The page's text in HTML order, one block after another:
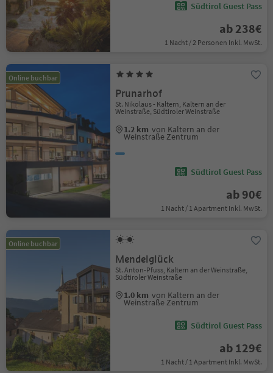
Südtirol Guest Pass
ab 238€
1 Nacht / 2 Personen Inkl. MwSt.
Online buchbar
Prunarhof
St. Nikolaus - Kaltern, Kaltern an der
Weinstraße, Südtiroler Weinstraße
1.2 km von Kaltern an der
Weinstraße Zentrum
Südtirol Guest Pass
ab 90€
1 Nacht / 1 Apartment Inkl. MwSt.
Online buchbar
Mendelglück
St. Anton-Pfuss, Kaltern an der Weinstraße,
Südtiroler Weinstraße
1.0 km von Kaltern an der
Weinstraße Zentrum
Südtirol Guest Pass
ab 129€
1 Nacht / 1 Apartment Inkl. MwSt.